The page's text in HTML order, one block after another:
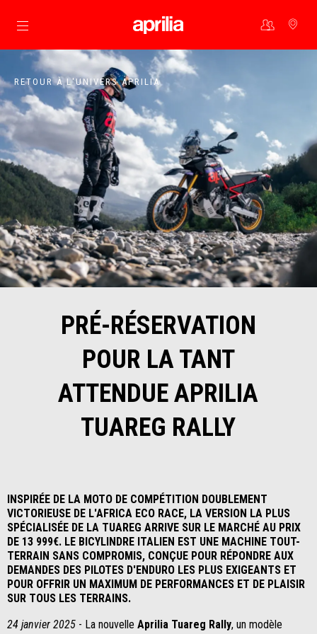
Aller au contenu principal
RETOUR À L'UNIVERS APRILIA
PRÉ-RÉSERVATION
POUR LA TANT
ATTENDUE APRILIA
TUAREG RALLY
INSPIRÉE DE LA MOTO DE COMPÉTITION DOUBLEMENT
VICTORIEUSE DE L'AFRICA ECO RACE, LA VERSION LA PLUS
SPÉCIALISÉE DE LA TUAREG ARRIVE SUR LE MARCHÉ AU PRIX
DE 13 999€. LE BICYLINDRE ITALIEN EST UNE MACHINE TOUT-
TERRAIN SANS COMPROMIS, CONÇUE POUR RÉPONDRE AUX
DEMANDES DES PILOTES D'ENDURO LES PLUS EXIGEANTS ET
POUR OFFRIR UN MAXIMUM DE PERFORMANCES ET DE PLAISIR
SUR TOUS LES TERRAINS.
24 janvier 2025 - La nouvelle Aprilia Tuareg Rally, un modèle